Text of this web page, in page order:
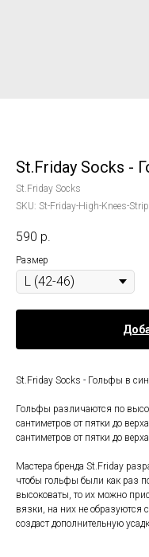
St.Friday Socks
St.Friday Socks
SKU: St-Friday-High-Knees-
590 р.
Размер
St.Friday Socks - Гольфы в
Гольфы различаются по
сантиметров от пятки до
сантиметров от пятки до
Мастера бренда St.Friday
чтобы гольфы были как раз
высоковаты, то их можно
вязки, на них не образуются
создаст дополнительную